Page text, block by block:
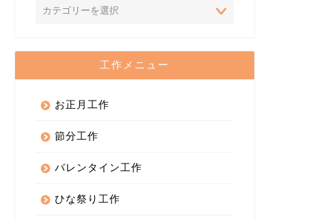
工作メニュー
お正月工作
節分工作
バレンタイン工作
ひな祭り工作